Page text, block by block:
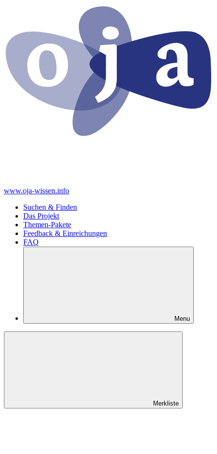
www.oja-wissen.info
Suchen & Finden
Das Projekt
Themen-Pakete
Feedback & Einreichungen
FAQ
Menu
Merkliste